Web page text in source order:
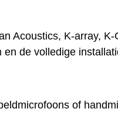
Acoustics, K-array,
de volledige
of